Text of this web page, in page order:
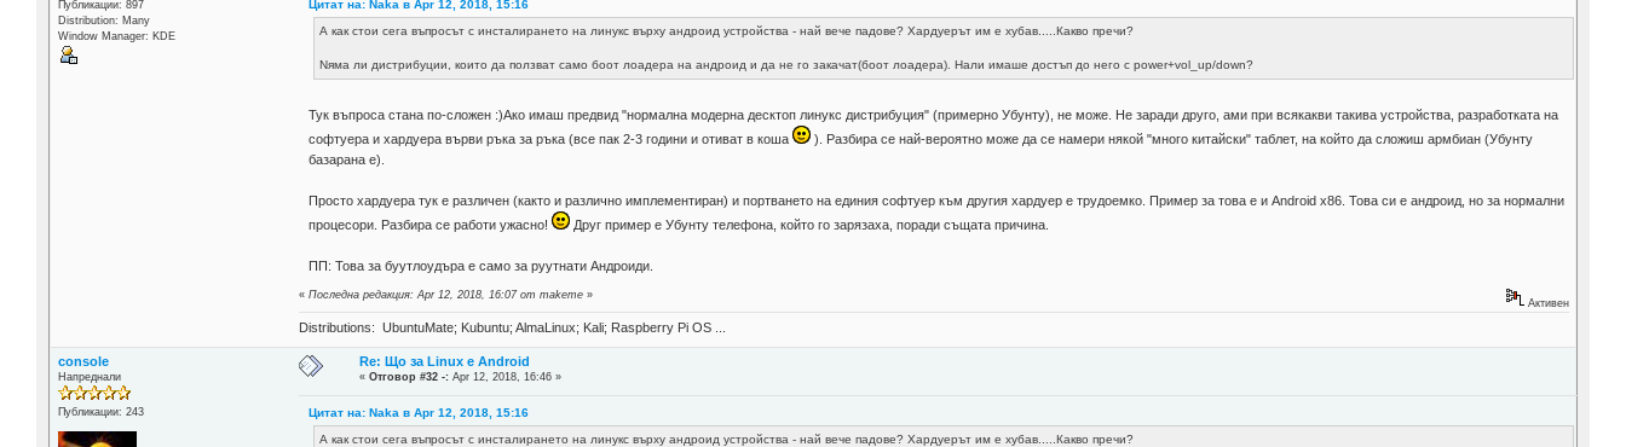
Публикации: 897
Distribution: Many
Window Manager: KDE
Цитат на: Naka в Apr 12, 2018, 15:16
А как стои сега въпросът с инсталирането на линукс върху андроид устройства - най вече падове? Хардуерът им е хубав.....Какво пречи?
Nяма ли дистрибуции, които да ползват само боот лоадера на андроид и да не го закачат(боот лоадера). Нали имаше достъп до него с power+vol_up/down?
Тук въпроса стана по-сложен :)Ако имаш предвид "нормална модерна десктоп линукс дистрибуция" (примерно Убунту), не може. Не заради друго, ами при всякакви такива устройства, разработката на
софтуера и хардуера върви ръка за ръка (все пак 2-3 години и отиват в коша
). Разбира се най-вероятно може да се намери някой "много китайски" таблет, на който да сложиш армбиан (Убунту
базарана е).
Просто хардуера тук е различен (както и различно имплементиран) и портването на единия софтуер към другия хардуер е трудоемко. Пример за това е и Android x86. Това си е андроид, но за нормални
процесори. Разбира се работи ужасно!
Друг пример е Убунту телефона, който го зарязаха, поради същата причина.
ПП: Това за буутлоудъра е само за руутнати Андроиди.
«Последна редакция: Apr 12, 2018, 16:07 от makeme »
Активен
Distributions: UbuntuMate; Kubuntu; AlmaLinux; Kali; Raspberry Pi OS ...
console
Напреднали
Публикации: 243
Re: Що за Linux е Android
«Отговор #32 -: Apr 12, 2018, 16:46 »
Цитат на: Naka в Apr 12, 2018, 15:16
А как стои сега въпросът с инсталирането на линукс върху андроид устройства - най вече падове? Хардуерът им е хубав.....Какво пречи?